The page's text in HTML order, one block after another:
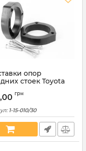
опор
стоек Toyota
30)грн
1-15-010/30